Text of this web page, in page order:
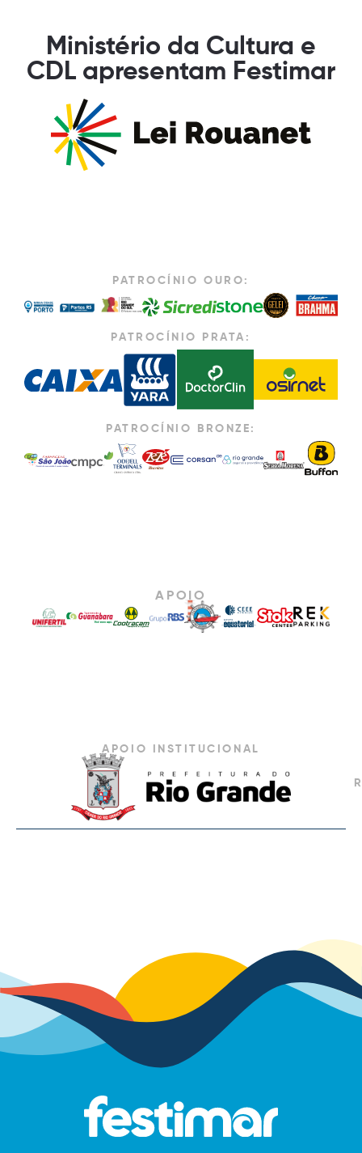
Ministério da Cultura e
CDL apresentam Festimar
PATROCÍNIO OURO:
PATROCÍNIO PRATA:
PATROCÍNIO BRONZE:
APOIO
APOIO INSTITUCIONAL